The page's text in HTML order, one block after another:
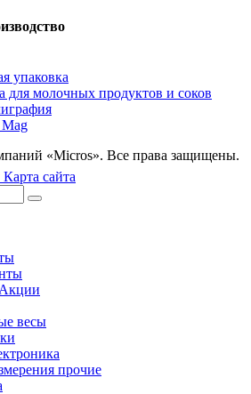
упаковка
для молочных продуктов и соков
«Micros». Все права защищены.
Карта сайта
весы
прочие